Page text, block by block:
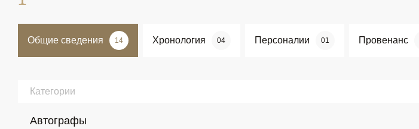
Общие сведения 14 Хронология 04 Персоналии 01 Провенанс
Категории
Автографы